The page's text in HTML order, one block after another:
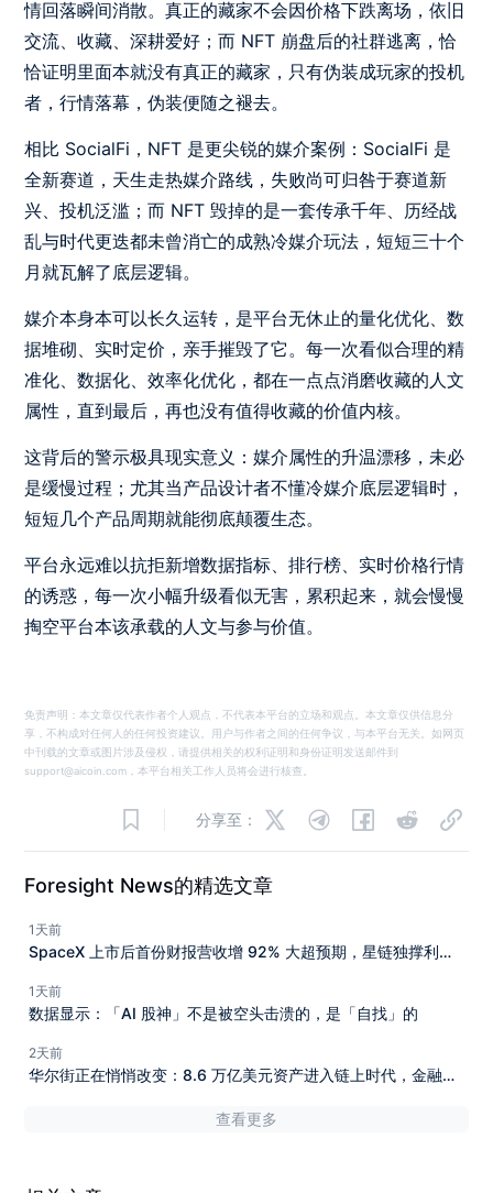
情回落瞬间消散。真正的藏家不会因价格下跌离场，依旧
交流、收藏、深耕爱好；而 NFT 崩盘后的社群逃离，恰
恰证明里面本就没有真正的藏家，只有伪装成玩家的投机
者，行情落幕，伪装便随之褪去。
相比 SocialFi，NFT 是更尖锐的媒介案例：SocialFi 是
全新赛道，天生走热媒介路线，失败尚可归咎于赛道新
兴、投机泛滥；而 NFT 毁掉的是一套传承千年、历经战
乱与时代更迭都未曾消亡的成熟冷媒介玩法，短短三十个
月就瓦解了底层逻辑。
媒介本身本可以长久运转，是平台无休止的量化优化、数
据堆砌、实时定价，亲手摧毁了它。每一次看似合理的精
准化、数据化、效率化优化，都在一点点消磨收藏的人文
属性，直到最后，再也没有值得收藏的价值内核。
这背后的警示极具现实意义：媒介属性的升温漂移，未必
是缓慢过程；尤其当产品设计者不懂冷媒介底层逻辑时，
短短几个产品周期就能彻底颠覆生态。
平台永远难以抗拒新增数据指标、排行榜、实时价格行情
的诱惑，每一次小幅升级看似无害，累积起来，就会慢慢
掏空平台本该承载的人文与参与价值。
免责声明：本文章仅代表作者个人观点，不代表本平台的立场和观点。本文章仅供信息分
享，不构成对任何人的任何投资建议。用户与作者之间的任何争议，与本平台无关。如网页
中刊载的文章或图片涉及侵权，请提供相关的权利证明和身份证明发送邮件到
support@aicoin.com，本平台相关工作人员将会进行核查。
分享至：
Foresight News的精选文章
1天前
SpaceX 上市后首份财报营收增 92% 大超预期，星链独撑利
1天前
数据显示：「AI 股神」不是被空头击溃的，是「自找」的
2天前
华尔街正在悄悄改变：8.6 万亿美元资产进入链上时代，金融基
查看更多